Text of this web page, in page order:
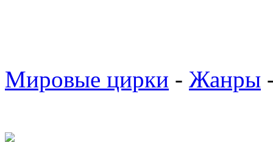
Мировые цирки - Жанры